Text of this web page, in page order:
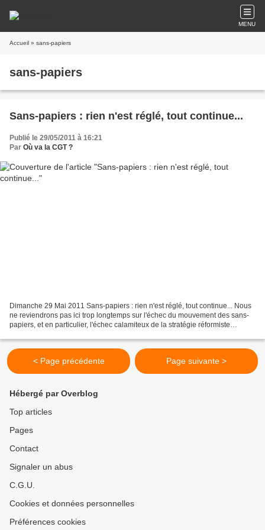
MENU
Accueil » sans-papiers
sans-papiers
Sans-papiers : rien n'est réglé, tout continue...
Publié le 29/05/2011 à 16:21
Par Où va la CGT ?
Dimanche 29 Mai 2011 Sans-papiers : rien n'est réglé, tout continue... Nous
ne reviendrons pas ici trop longtemps sur l'échec du mouvement des sans-
papiers, et en particulier, l'échec calamiteux de la stratégie réformiste
< Page précédente Page suivante >
Hébergé par Overblog
Top articles
Pages
Contact
Signaler un abus
C.G.U.
Cookies et données personnelles
Préférences cookies